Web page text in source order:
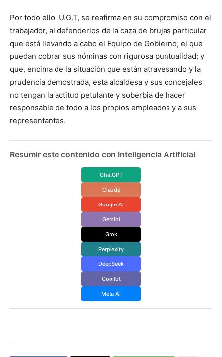
Por todo ello, U.G.T, se reafirma en su compromiso con el
trabajador, al defenderlos de la caza de brujas particular
que está llevando a cabo el Equipo de Gobierno; el que
puedan cobrar sus nóminas con rigurosa puntualidad; y
que, encima de la situación que están atravesando y la
prudencia demostrada, esta alcaldesa y sus concejales
no tengan la actitud petulante y soberbia de hacer
responsable de todo a los propios empleados y a sus
representantes.
Resumir este contenido con Inteligencia Artificial
ChatGPT
Claude
Google AI
Gemini
Grok
Perplexity
DeepSeek
Copilot
Meta AI